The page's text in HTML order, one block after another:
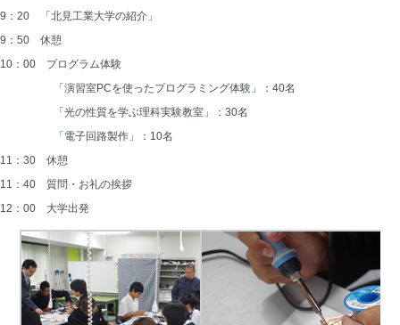
9：20　「北見工業大学の紹介」
9：50　休憩
10：00　プログラム体験
「演習室PCを使ったプログラミング体験」：40名
「光の性質を学ぶ理科実験教室」：30名
「電子回路製作」：10名
11：30　休憩
11：40　質問・お礼の挨拶
12：00　大学出発